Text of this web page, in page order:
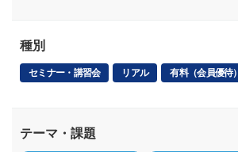
種別
セミナー・講習会 リアル 有料（会員優待）
テーマ・課題